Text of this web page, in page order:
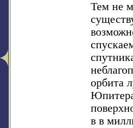
Тем не
орбита
в в